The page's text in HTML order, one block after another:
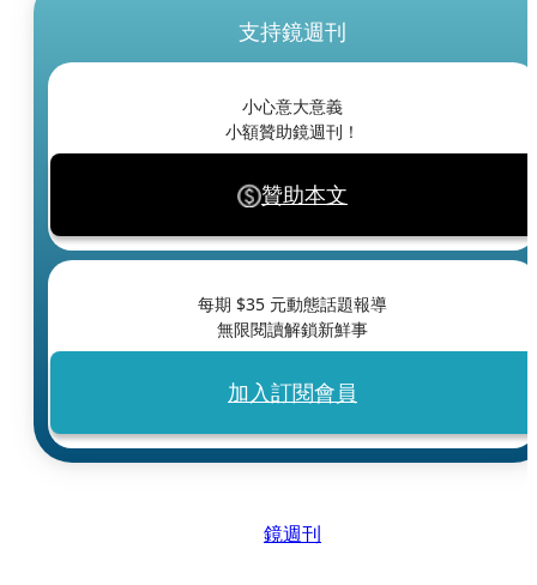
支持鏡週刊
小心意大意義
小額贊助鏡週刊！
贊助本文
每期 $35 元動態話題報導
無限閱讀解鎖新鮮事
加入訂閱會員
鏡週刊